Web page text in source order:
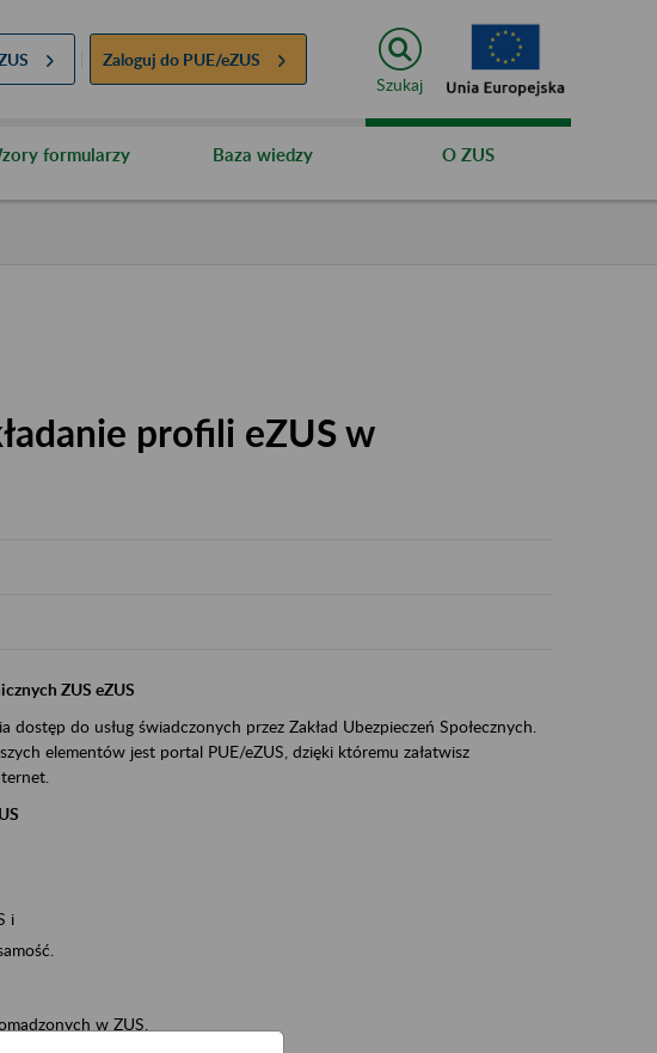
Zaloguj do PUE/eZUS
Szukaj
formularzy Baza wiedzy O ZUS
profili eZUS w
ZUS eZUS
dostęp do usług świadczonych przez Zakład Ubezpieczeń Społecznych.
elementów jest portal PUE/eZUS, dzięki któremu załatwisz
i
w ZUS,